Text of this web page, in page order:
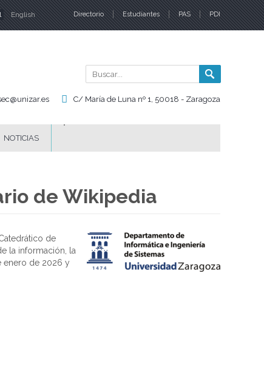
Directorio Estudiantes PAS PDI
English
C/ María de Luna nº 1, 50018 - Zaragoza
NOTICIAS
de Wikipedia
de
la información, la
enero de 2026 y